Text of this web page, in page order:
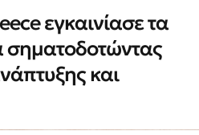
εγκαινίασε τα
σηματοδοτώντας
και